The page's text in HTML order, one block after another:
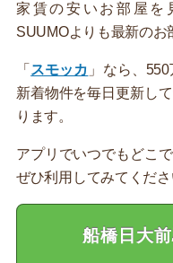
家賃の安いお部屋を
SUUMOよりも最新のお
「 スモッカ 」なら、
新着物件を毎日更新し
ります。
アプリでいつでもどこ
ぜひ利用してみてくださ
船橋日大